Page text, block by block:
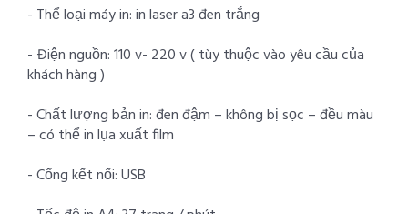
- Thể loại máy in: in laser a3 đen trắng
- Điện nguồn: 110 v- 220 v ( tùy thuộc vào yêu cầu của
khách hàng )
- Chất lượng bản in: đen đậm – không bị sọc – đều màu
– có thể in lụa xuất film
- Cổng kết nối: USB